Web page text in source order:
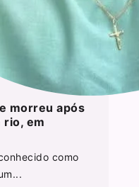
morreu após
rio, em
como